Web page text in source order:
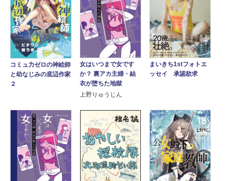
コミュ力ゼロの神絵師
と幼なじみの底辺作家
２
女はいつまで女です
か？ 裏アカ主婦・結
衣が堕ちた地獄
上野りゅうじん
まいきち1stフォトエ
ッセイ 承認欲求